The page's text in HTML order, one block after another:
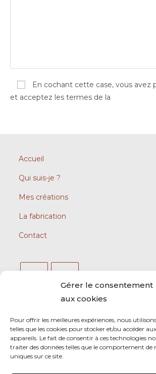
Gérer le consentement
aux cookies
Pour offrir les meilleures expériences, nous
telles que les cookies pour stocker et/ou accéder
appareils. Le fait de consentir à ces technologies
traiter des données telles que le comportement de
uniques sur ce site.
En cochant cette case, vous avez
et acceptez les termes de la
Accueil
Qui suis-je ?
Mes créations
La fabrication
Contact
Le Bouscat
Mobile :
0611713785
E-mail :